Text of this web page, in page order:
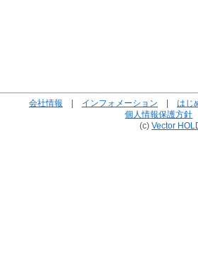
会社情報 | インフォメーション | はじ
個人情報保護方針
(c) Vector